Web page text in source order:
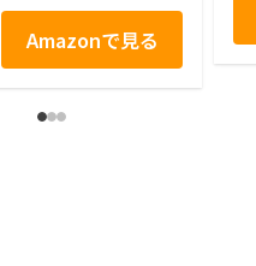
Amazonで見る